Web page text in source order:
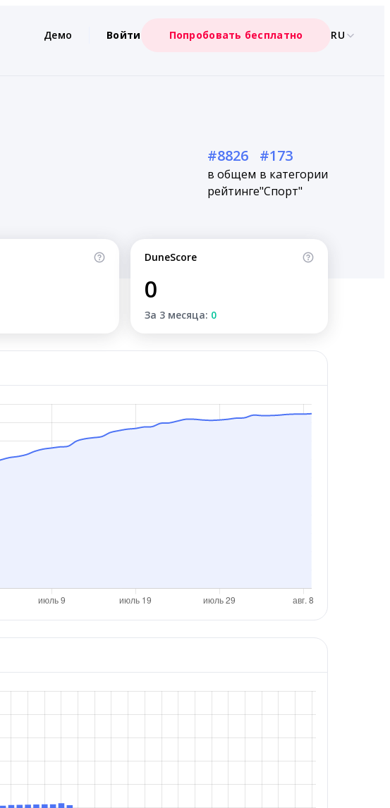
Демо Войти Попробовать бесплатно RU
#8826
в общем
рейтинге
#173
в категории
"Спорт"
DuneScore
0
За 3 месяца: 0